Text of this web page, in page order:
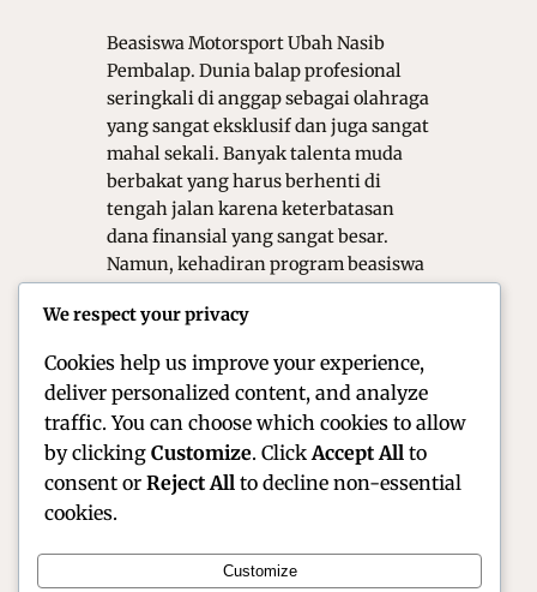
Beasiswa Motorsport Ubah Nasib
Pembalap. Dunia balap profesional
seringkali di anggap sebagai olahraga
yang sangat eksklusif dan juga sangat
mahal sekali. Banyak talenta muda
berbakat yang harus berhenti di
tengah jalan karena keterbatasan
dana finansial yang sangat besar.
Namun, kehadiran program beasiswa
segar yang sangat di nantikan oleh
We respect your privacy
Cookies help us improve your experience,
deliver personalized content, and analyze
traffic. You can choose which cookies to allow
by clicking Customize. Click Accept All to
consent or Reject All to decline non-essential
cookies.
Customize